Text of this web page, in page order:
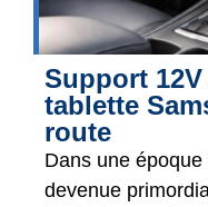
Support
tablette
route
Dans une
devenue